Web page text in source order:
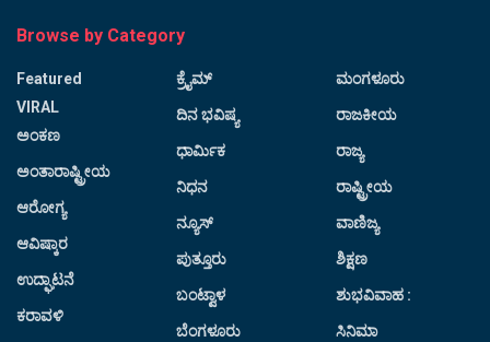
Browse by Category
Featured
VIRAL
ಅಂಕಣ
ಅಂತಾರಾಷ್ಟ್ರೀಯ
ಆರೋಗ್ಯ
ಆವಿಷ್ಕಾರ
ಉದ್ಘಾಟನೆ
ಕರಾವಳಿ
ಕ್ರೈಮ್
ದಿನ ಭವಿಷ್ಯ
ಧಾರ್ಮಿಕ
ನಿಧನ
ನ್ಯೂಸ್
ಪುತ್ತೂರು
ಬಂಟ್ವಾಳ
ಬೆಂಗಳೂರು
ಮಂಗಳೂರು
ರಾಜಕೀಯ
ರಾಜ್ಯ
ರಾಷ್ಟ್ರೀಯ
ವಾಣಿಜ್ಯ
ಶಿಕ್ಷಣ
ಶುಭವಿವಾಹ :
ಸಿನಿಮಾ